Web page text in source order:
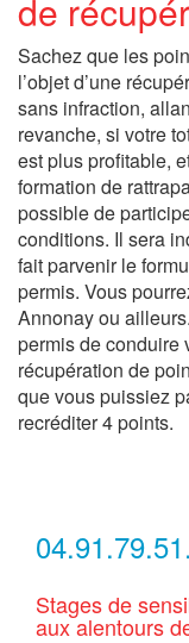
de
Sachez que les
l’objet d’une
sans infraction,
revanche, si votre
est plus profitable,
formation de
possible de
conditions. Il sera
fait parvenir le
permis. Vous
Annonay ou
permis de conduire
récupération de
que vous puissiez
recréditer 4 points.
Stages de
aux alentours